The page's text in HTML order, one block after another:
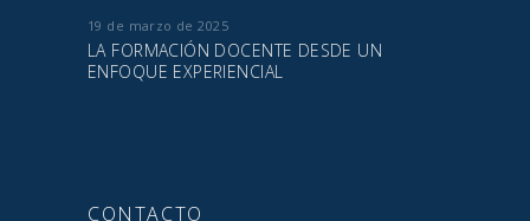
19 de marzo de 2025
LA FORMACIÓN DOCENTE DESDE UN
ENFOQUE EXPERIENCIAL
CONTACTO